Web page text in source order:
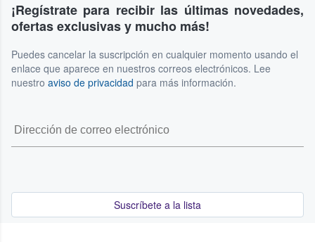
¡Regístrate para recibir las últimas novedades,
ofertas exclusivas y mucho más!
Puedes cancelar la suscripción en cualquier momento usando el
enlace que aparece en nuestros correos electrónicos. Lee
nuestro aviso de privacidad para más información.
Suscríbete a la lista